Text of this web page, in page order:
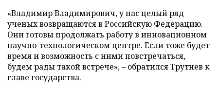
«Владимир Владимирович, у нас целый ряд
ученых возвращаются в Российскую Федерацию.
Они готовы продолжать работу в инновационном
научно-технологическом центре. Если тоже будет
время и возможность с ними повстречаться,
будем рады такой встрече», – обратился Трутнев к
главе государства.